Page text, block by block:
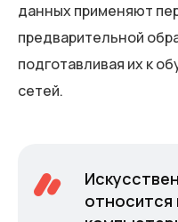
данных применяют
предварительной
подготавливая их к
сетей.
относится